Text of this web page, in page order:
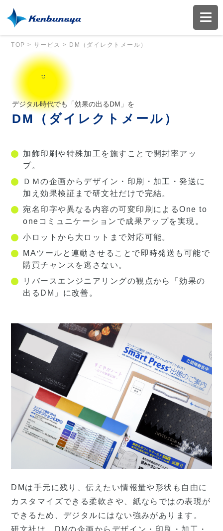
TOP >サービス > DM（ダイレクトメール）
デジタル時代でも「効果の出るDM」を
DM（ダイレクトメール）
加飾印刷や特殊加工を施すことで開封率アッ
プ。
ＤＭの企画からデザイン・印刷・加工・発送に
加え効果検証まで研文社だけで完結。
宛名印字や異なる内容の可変印刷によるOne to
oneコミュニケーションで成果アップを実現。
小ロットから大ロットまで対応可能。
MAツールと連動させることで即時発送も可能で
購買チャンスを逃さない。
リバースエンジニアリングの観点から「効果の
出るDM」に改善。
DMは手元に残り、伝えたい情報量や形状も自由に
カスタマイズできる柔軟さや、紙ならではの表現が
できるため、デジタルにはない強みがあります。